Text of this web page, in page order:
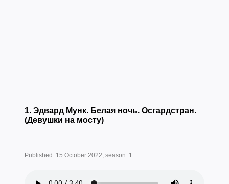
1. Эдвард Мунк. Белая ночь. Осгардстран.
(Девушки на мосту)
Published: 15 October 2022, season: 1